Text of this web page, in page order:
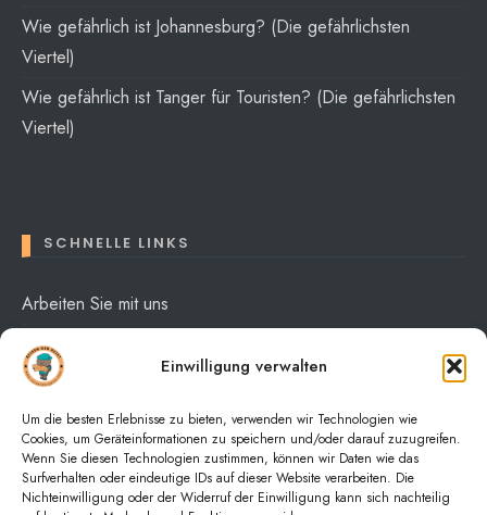
Einwilligung verwalten
Um die besten Erlebnisse zu bieten, verwenden wir Technologien wie
Cookies, um Geräteinformationen zu speichern und/oder darauf zuzugreifen.
Wenn Sie diesen Technologien zustimmen, können wir Daten wie das
Surfverhalten oder eindeutige IDs auf dieser Website verarbeiten. Die
Nichteinwilligung oder der Widerruf der Einwilligung kann sich nachteilig
Wie gefährlich ist Johannesburg? (Die gefährlichsten
Viertel)
Wie gefährlich ist Tanger für Touristen? (Die gefährlichsten
Viertel)
SCHNELLE LINKS
Arbeiten Sie mit uns
Über mich
Datenschutzerklärung